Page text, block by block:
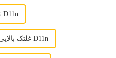
غلتک بیکار D11n
غلتک بالایی D11n